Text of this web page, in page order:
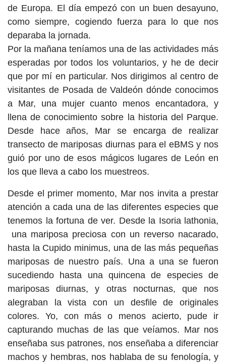
de Europa. El día empezó con un buen desayuno,
como siempre, cogiendo fuerza para lo que nos
deparaba la jornada.
Por la mañana teníamos una de las actividades más
esperadas por todos los voluntarios, y he de decir
que por mí en particular. Nos dirigimos al centro de
visitantes de Posada de Valdeón dónde conocimos
a Mar, una mujer cuanto menos encantadora, y
llena de conocimiento sobre la historia del Parque.
Desde hace años, Mar se encarga de realizar
transecto de mariposas diurnas para el eBMS y nos
guió por uno de esos mágicos lugares de León en
los que lleva a cabo los muestreos.
Desde el primer momento, Mar nos invita a prestar
atención a cada una de las diferentes especies que
tenemos la fortuna de ver. Desde la Isoria lathonia,
una mariposa preciosa con un reverso nacarado,
hasta la Cupido minimus, una de las más pequeñas
mariposas de nuestro país. Una a una se fueron
sucediendo hasta una quincena de especies de
mariposas diurnas, y otras nocturnas, que nos
alegraban la vista con un desfile de originales
colores. Yo, con más o menos acierto, pude ir
capturando muchas de las que veíamos. Mar nos
enseñaba sus patrones, nos enseñaba a diferenciar
machos y hembras, nos hablaba de su fenología, y